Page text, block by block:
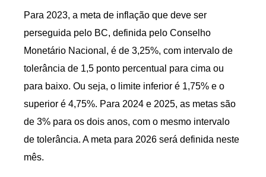
Para 2023, a meta de inflação que deve ser
perseguida pelo BC, definida pelo Conselho
Monetário Nacional, é de 3,25%, com intervalo de
tolerância de 1,5 ponto percentual para cima ou
para baixo. Ou seja, o limite inferior é 1,75% e o
superior é 4,75%. Para 2024 e 2025, as metas são
de 3% para os dois anos, com o mesmo intervalo
de tolerância. A meta para 2026 será definida neste
mês.